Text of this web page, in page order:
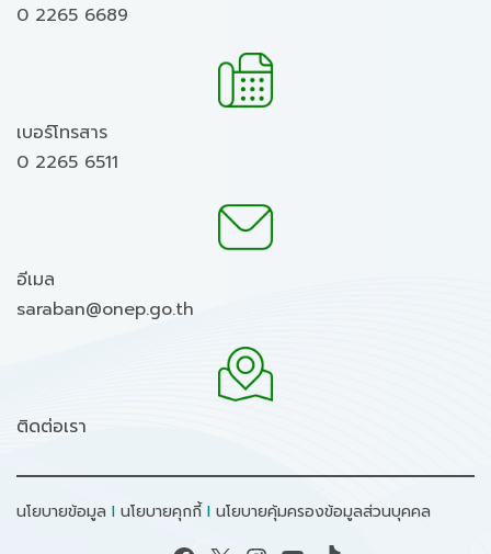
0 2265 6689
เบอร์โทรสาร
0 2265 6511
อีเมล
saraban@onep.go.th
ติดต่อเรา
นโยบายข้อมูล I นโยบายคุกกี้I นโยบายคุ้มครองข้อมูลส่วนบุคคล